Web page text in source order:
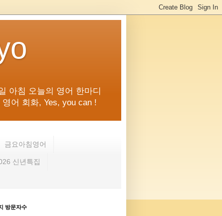
아침 오늘의 영어 한마디
어 회화, Yes, you can !
금요아침영어
신년특집
방문자수